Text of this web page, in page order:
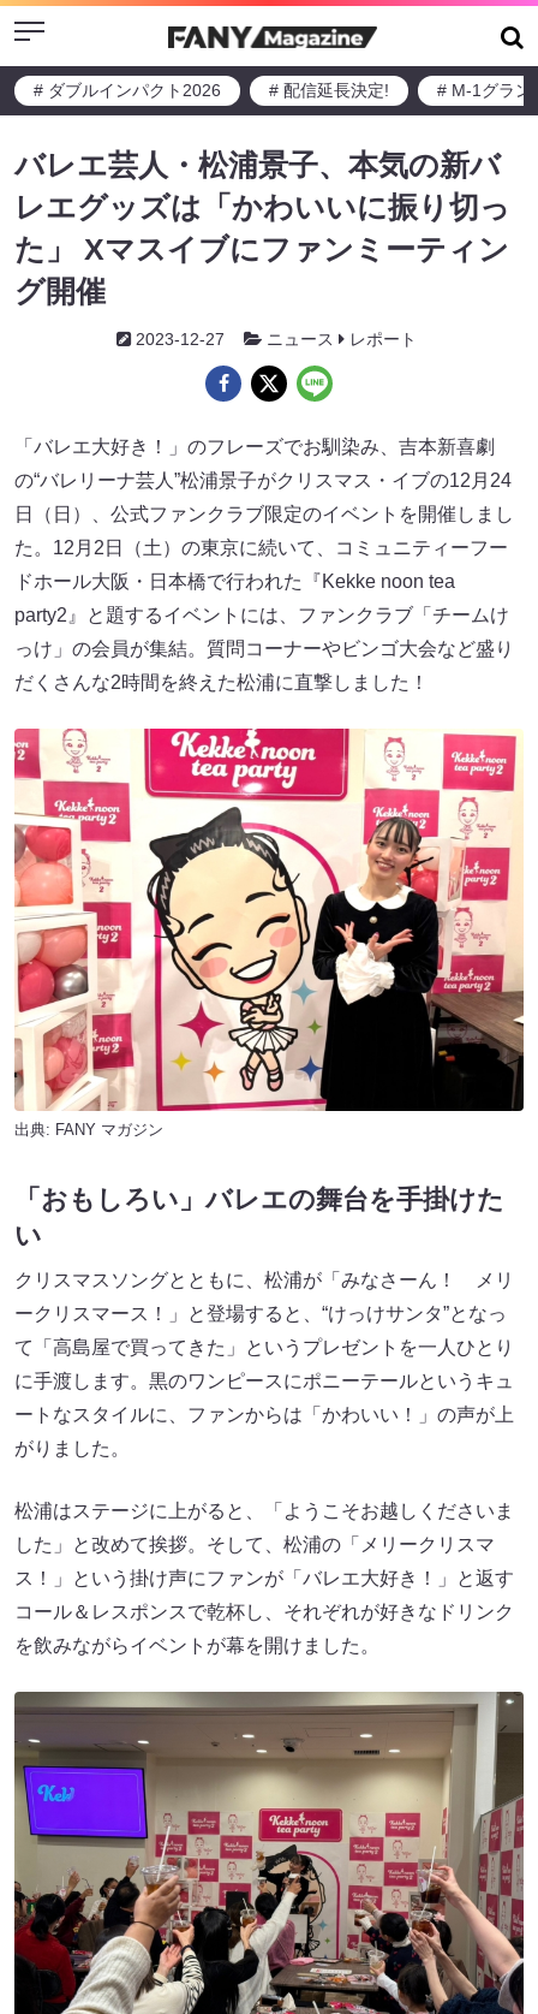
Menu
# ダブルインパクト2026 # 配信延長決定! # M-1グラン
バレエ芸人・松浦景子、本気の新バ
レエグッズは「かわいいに振り切っ
た」 Xマスイブにファンミーティン
グ開催
2023-12-27 ニュース レポート
「バレエ大好き！」のフレーズでお馴染み、吉本新喜劇
の“バレリーナ芸人”松浦景子がクリスマス・イブの12月24
日（日）、公式ファンクラブ限定のイベントを開催しまし
た。12月2日（土）の東京に続いて、コミュニティーフー
ドホール大阪・日本橋で行われた『Kekke noon tea
party2』と題するイベントには、ファンクラブ「チームけ
っけ」の会員が集結。質問コーナーやビンゴ大会など盛り
だくさんな2時間を終えた松浦に直撃しました！
出典: FANY マガジン
「おもしろい」バレエの舞台を手掛けた
い
クリスマスソングとともに、松浦が「みなさーん！ メリ
ークリスマース！」と登場すると、“けっけサンタ”となっ
て「高島屋で買ってきた」というプレゼントを一人ひとり
に手渡します。黒のワンピースにポニーテールというキュ
ートなスタイルに、ファンからは「かわいい！」の声が上
がりました。
松浦はステージに上がると、「ようこそお越しくださいま
した」と改めて挨拶。そして、松浦の「メリークリスマ
ス！」という掛け声にファンが「バレエ大好き！」と返す
コール＆レスポンスで乾杯し、それぞれが好きなドリンク
を飲みながらイベントが幕を開けました。